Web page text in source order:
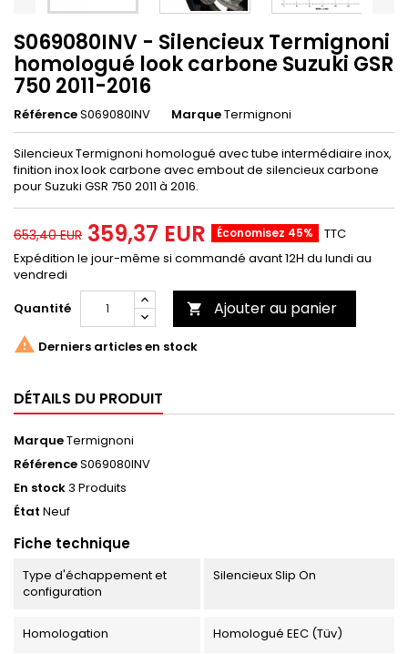
S069080INV - Silencieux Termignoni
homologué look carbone Suzuki GSR
750 2011-2016
RéférenceS069080INV MarqueTermignoni
Silencieux Termignoni homologué avec tube intermédiaire inox,
finition inox look carbone avec embout de silencieux carbone
pour Suzuki GSR 750 2011 à 2016.
653,40 EUR 359,37 EUR Économisez 45%
TTC
Expédition le jour-même si commandé avant 12H du lundi au
vendredi
Quantité
 Ajouter au panier
 Derniers articles en stock
DÉTAILS DU PRODUIT
MarqueTermignoni
RéférenceS069080INV
En stock3 Produits
État Neuf
Fiche technique
Type d'échappement et
configuration
Silencieux Slip On
Homologation Homologué EEC (Tüv)